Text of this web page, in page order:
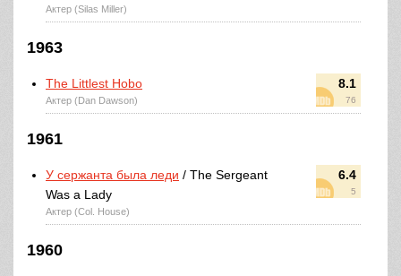
Актер (Silas Miller)
1963
8.1
76
The Littlest Hobo
Актер (Dan Dawson)
1961
6.4
5
У сержанта была леди / The Sergeant
Was a Lady
Актер (Col. House)
1960